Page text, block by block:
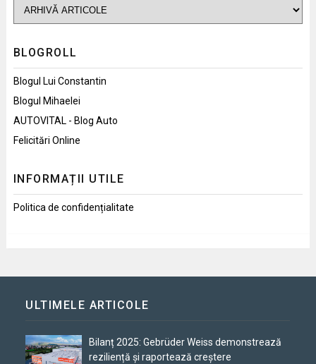
BLOGROLL
Blogul Lui Constantin
Blogul Mihaelei
AUTOVITAL - Blog Auto
Felicitări Online
INFORMAȚII UTILE
Politica de confidențialitate
ULTIMELE ARTICOLE
Bilanț 2025: Gebrüder Weiss demonstrează
reziliență și raportează creștere